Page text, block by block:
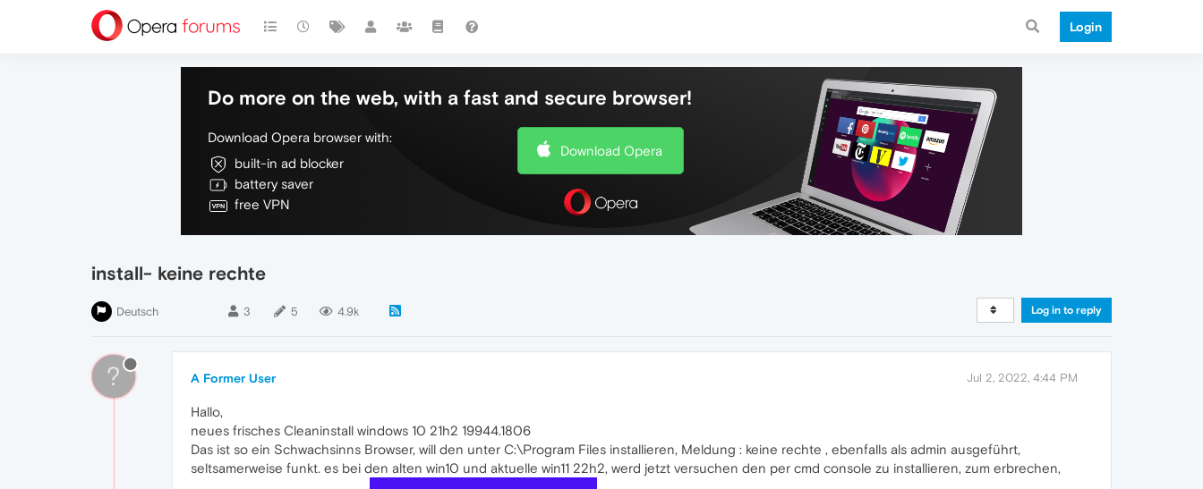
Login
Do more on the web, with a fast and secure browser!
Download Opera browser with:
built-in ad blocker
battery saver
free VPN
Download Opera
install- keine rechte
Deutsch 3 5 4.9k Log in to reply
? A Former User Jul 2, 2022, 4:44 PM
Hallo,
neues frisches Cleaninstall windows 10 21h2 19944.1806
Das ist so ein Schwachsinns Browser, will den unter C:\Program Files installieren, Meldung : keine rechte , ebenfalls als admin ausgeführt,
seltsamerweise funkt. es bei den alten win10 und aktuelle win11 22h2, werd jetzt versuchen den per cmd console zu installieren, zum erbrechen,